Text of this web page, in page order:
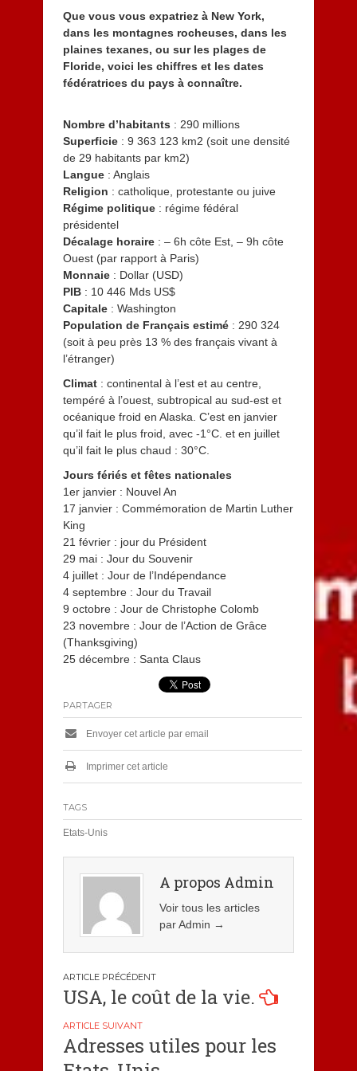
4
Que vous vous expatriez à New York,
dans les montagnes rocheuses, dans les
plaines texanes, ou sur les plages de
Floride, voici les chiffres et les dates
fédératrices du pays à connaître.
Nombre d’habitants : 290 millions
Superficie : 9 363 123 km2 (soit une densité
de 29 habitants par km2)
Langue : Anglais
Religion : catholique, protestante ou juive
Régime politique: régime fédéral
présidentel
Décalage horaire: – 6h côte Est, – 9h côte
Ouest (par rapport à Paris)
Monnaie : Dollar (USD)
PIB : 10 446 Mds US$
Capitale : Washington
Population de Français estimé: 290 324
(soit à peu près 13 % des français vivant à
l’étranger)
Climat : continental à l’est et au centre,
tempéré à l’ouest, subtropical au sud-est et
océanique froid en Alaska. C’est en janvier
qu’il fait le plus froid, avec -1°C. et en juillet
qu’il fait le plus chaud : 30°C.
Jours fériés et fêtes nationales
1er janvier : Nouvel An
17 janvier : Commémoration de Martin Luther
King
21 février : jour du Président
29 mai : Jour du Souvenir
4 juillet : Jour de l’Indépendance
4 septembre : Jour du Travail
9 octobre : Jour de Christophe Colomb
23 novembre : Jour de l’Action de Grâce
(Thanksgiving)
25 décembre : Santa Claus
PARTAGER
Envoyer cet article par email
Imprimer cet article
TAGS
Etats-Unis
A propos Admin
Voir tous les articles
par Admin →
Navigation
de
l’article
USA, le coût de la vie.
Adresses utiles pour les